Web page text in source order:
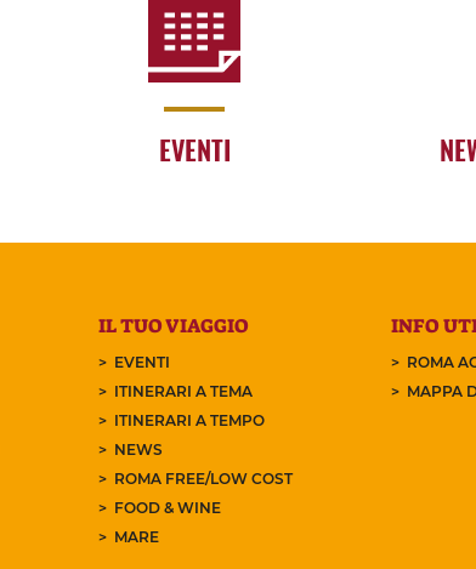
EVENTI
IL TUO VIAGGIO
EVENTI
ITINERARI A TEMA
ITINERARI A TEMPO
NEWS
ROMA FREE/LOW COST
FOOD & WINE
MARE
INFO
ROMA
MAPPA